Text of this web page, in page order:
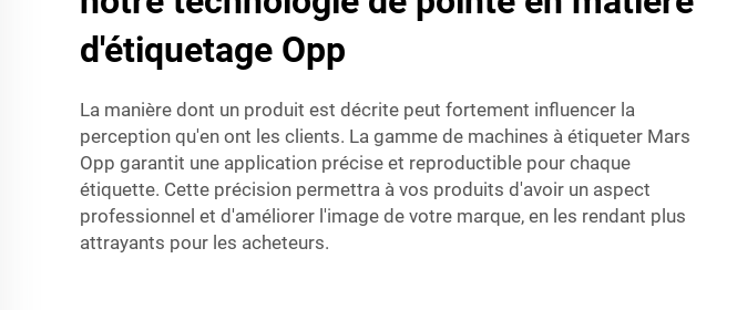
d'étiquetage Opp
La manière dont un produit est décrite peut fortement influencer la
perception qu'en ont les clients. La gamme de machines à étiqueter Mars
Opp garantit une application précise et reproductible pour chaque
étiquette. Cette précision permettra à vos produits d'avoir un aspect
professionnel et d'améliorer l'image de votre marque, en les rendant plus
attrayants pour les acheteurs.